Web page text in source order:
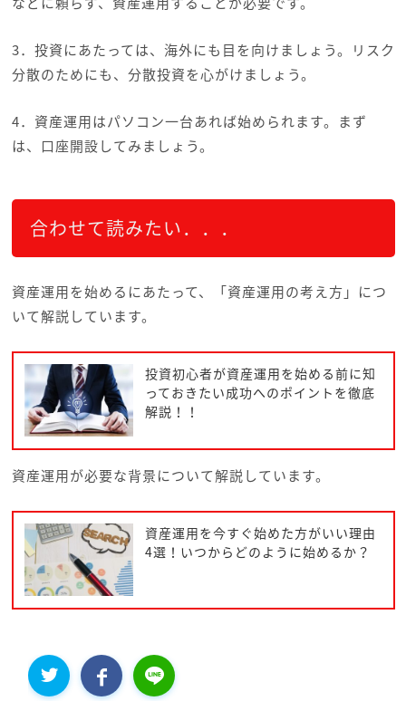
3．投資にあたっては、海外にも目を向けましょう。リスク
分散のためにも、分散投資を心がけましょう。
4．資産運用はパソコン一台あれば始められます。まず
は、口座開設してみましょう。
合わせて読みたい．．．
資産運用を始めるにあたって、「資産運用の考え方」につ
いて解説しています。
投資初心者が資産運用を始める前に知
っておきたい成功へのポイントを徹底
解説！！
資産運用が必要な背景について解説しています。
資産運用を今すぐ始めた方がいい理由
4選！いつからどのように始めるか？